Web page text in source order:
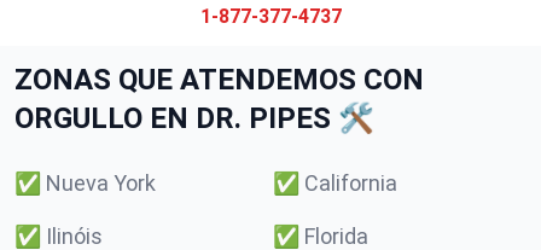
1-877-377-4737
ZONAS QUE ATENDEMOS CON
ORGULLO EN DR. PIPES 🛠️
✅ Nueva York ✅ California
✅ Ilinóis ✅ Florida